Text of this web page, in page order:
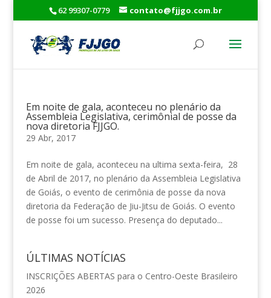
62 99307-0779 contato@fjjgo.com.br
Em noite de gala, aconteceu no plenário da
Assembleia Legislativa, cerimônial de posse da
nova diretoria FJJGO.
29 Abr, 2017
Em noite de gala, aconteceu na ultima sexta-feira, 28
de Abril de 2017, no plenário da Assembleia Legislativa
de Goiás, o evento de cerimônia de posse da nova
diretoria da Federação de Jiu-Jitsu de Goiás. O evento
de posse foi um sucesso. Presença do deputado...
ÚLTIMAS NOTÍCIAS
INSCRIÇÕES ABERTAS para o Centro-Oeste Brasileiro
2026